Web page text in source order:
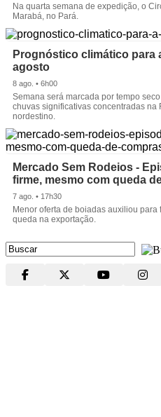
Na quarta semana de expedição, o
Marabá, no Pará.
Prognóstico climático para
agosto
8 ago. • 6h00
Semana será marcada por tempo
chuvas significativas concentradas na
nordestino.
Mercado Sem Rodeios -
firme, mesmo com queda
7 ago. • 17h30
Menor oferta de boiadas auxiliou
queda na exportação.